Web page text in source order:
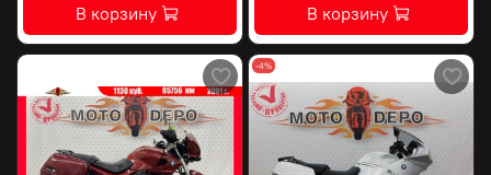
В корзину В корзину
-4%